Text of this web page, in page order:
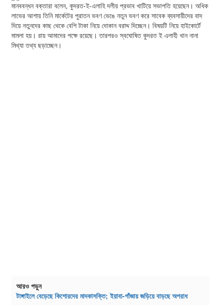
মানববন্ধন বক্তারা বলেন, কুদরত-ই-এলাহি দলীয় প্রভাব খাটিয়ে সভাপতি হয়েছেন। অধিক
লাভের আশায় তিনি মার্কেটের পুরাতন ভবণ ভেঙে নতুন ভবণ করে সাবেক ব্যবসায়ীদের বাদ
দিয়ে নতুনদের কাছ থেকে বেশি টাকা নিয়ে দোকান বরাদ্দ দিচ্ছেন। বিষয়টি নিয়ে হাইকোর্টে
মামলা হয়। রায় আমাদের পক্ষে রয়েছে। তারপরও স্বঘোষিত কুদরত ই এলাহী খান নানা
মিথ্যা তথ্য ছড়াচ্ছেন।
আরও পড়ুন
টাঙ্গাইলে বেড়েছে কিশোরদের মাদকাসক্তি; ইয়াবা-গাঁজায় জড়িয়ে বাড়ছে অপরাধ